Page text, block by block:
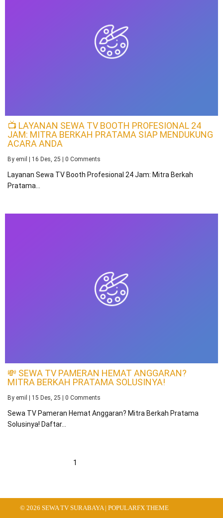
📺 LAYANAN SEWA TV BOOTH PROFESIONAL 24
JAM: MITRA BERKAH PRATAMA SIAP MENDUKUNG
ACARA ANDA
By emil 16 Des, 25 0 Comments
Layanan Sewa TV Booth Profesional 24 Jam: Mitra Berkah
Pratama…
💸 SEWA TV PAMERAN HEMAT ANGGARAN?
MITRA BERKAH PRATAMA SOLUSINYA!
By emil 15 Des, 25 0 Comments
Sewa TV Pameran Hemat Anggaran? Mitra Berkah Pratama
Solusinya! Daftar…
1
© 2026 SEWA TV SURABAYA | POPULARFX THEME